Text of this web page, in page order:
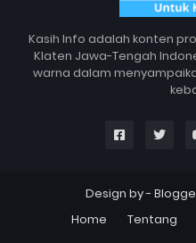
Kasih Info adalah konten
Klaten Jawa-Tengah
warna dalam
Design by -
Home
Tentang